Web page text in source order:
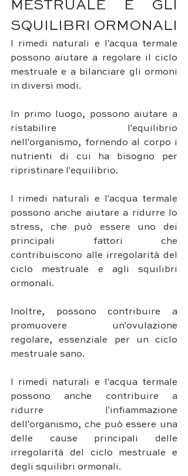
MESTRUALE E GLI
SQUILIBRI ORMONALI
I rimedi naturali e l'acqua termale
possono aiutare a regolare il ciclo
mestruale e a bilanciare gli ormoni
in diversi modi.
In primo luogo, possono aiutare a
ristabilire l'equilibrio
nell'organismo, fornendo al corpo i
nutrienti di cui ha bisogno per
ripristinare l'equilibrio.
I rimedi naturali e l'acqua termale
possono anche aiutare a ridurre lo
stress, che può essere uno dei
principali fattori che
contribuiscono alle irregolarità del
ciclo mestruale e agli squilibri
ormonali.
Inoltre, possono contribuire a
promuovere un'ovulazione
regolare, essenziale per un ciclo
mestruale sano.
I rimedi naturali e l'acqua termale
possono anche contribuire a
ridurre l'infiammazione
dell'organismo, che può essere una
delle cause principali delle
irregolarità del ciclo mestruale e
degli squilibri ormonali.